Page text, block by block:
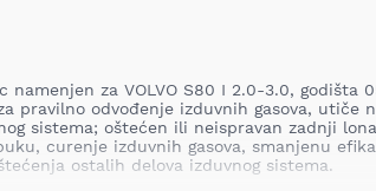
namenjen za VOLVO S80 I 2.0-3.0, godišta
pravilno odvođenje izduvnih gasova, utiče
sistema; oštećen ili neispravan zadnji
curenje izduvnih gasova, smanjenu
ostalih delova izduvnog sistema.